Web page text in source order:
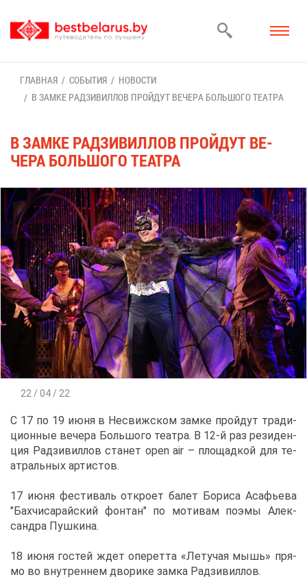
ГЛАВ­НАЯ СО­БЫ­ТИЯ
НО­ВО­СТИ
В ЗАМ­КЕ РАД­ЗИ­ВИЛ­ЛОВ ПРОЙ­ДУТ ВЕ­ЧЕ­РА БОЛЬ­ШО­ГО ТЕ­АТ­РА
В ЗАМ­КЕ РАД­ЗИ­ВИЛ­ЛОВ ПРОЙ­ДУТ ВЕ­
ЧЕ­РА БОЛЬ­ШО­ГО ТЕ­АТ­РА
22 / 04 / 22
С 17 по 19 июня в Несвиж­ском зам­ке прой­дут тра­ди­
ци­он­ные ве­че­ра Боль­шо­го те­ат­ра. В 12-й раз ре­зи­ден­
ция Рад­зи­вил­лов ста­нет open air – пло­щад­кой для те­
ат­раль­ных ар­ти­стов.
17 июня фе­сти­валь от­кро­ет ба­лет Бо­ри­са Аса­фье­ва
"Бах­чи­са­рай­ский фон­тан" по мо­ти­вам по­э­мы Алек­
сандра Пуш­ки­на.
18 июня го­стей ждет опе­рет­та «Ле­ту­чая мышь» пря­
мо во внут­рен­нем дво­ри­ке зам­ка Рад­зи­вил­лов.